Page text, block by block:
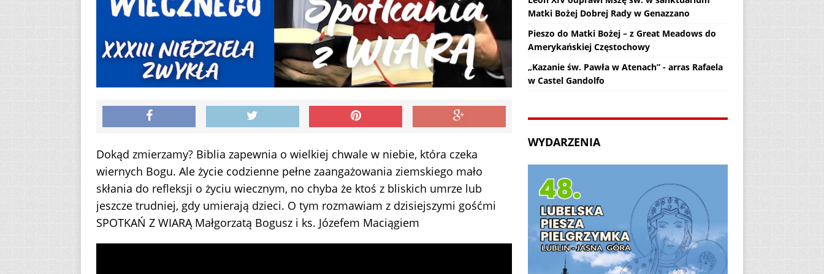
Dokąd zmierzamy? Biblia zapewnia o wielkiej chwale w niebie, która czeka
wiernych Bogu. Ale życie codzienne pełne zaangażowania ziemskiego mało
skłania do refleksji o życiu wiecznym, no chyba że ktoś z bliskich umrze lub
jeszcze trudniej, gdy umierają dzieci. O tym rozmawiam z dzisiejszymi gośćmi
SPOTKAŃ Z WIARĄ Małgorzatą Bogusz i ks. Józefem Maciągiem
Matki Bożej Dobrej Rady w Genazzano
Pieszo do Matki Bożej – z Great Meadows do
Amerykańskiej Częstochowy
„Kazanie św. Pawła w Atenach” - arras Rafaela
w Castel Gandolfo
WYDARZENIA